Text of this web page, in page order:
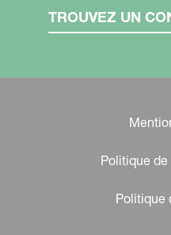
TROUVEZ UN
Politique
Politique